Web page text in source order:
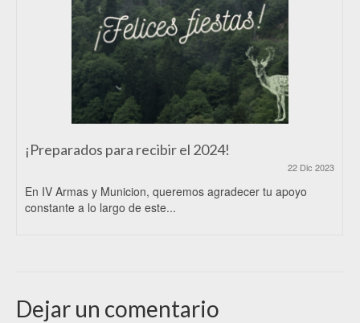
¡Preparados para recibir el 2024!
22 Dic 2023
En IV Armas y Municion, queremos agradecer tu apoyo
constante a lo largo de este...
Dejar un comentario